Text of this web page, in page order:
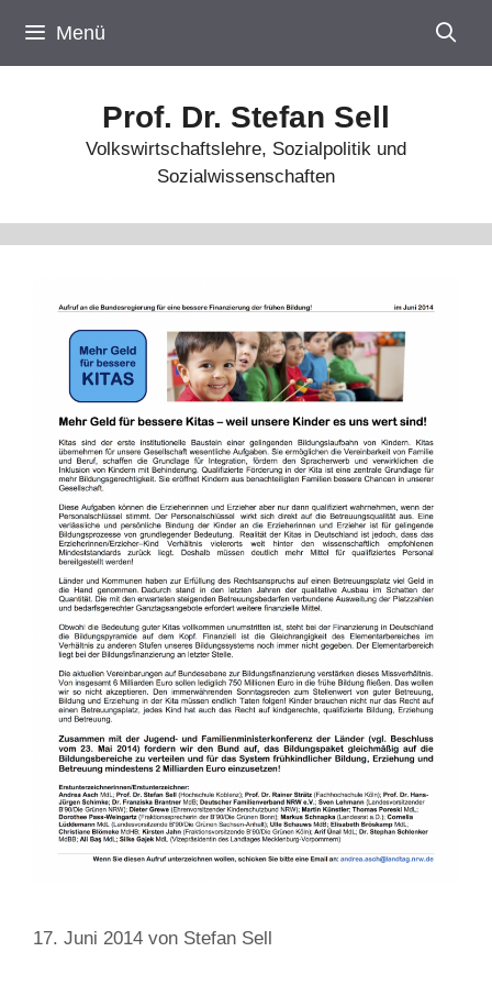
Inhalt
springen
Menü
Prof. Dr. Stefan Sell
Volkswirtschaftslehre, Sozialpolitik und
Sozialwissenschaften
17. Juni 2014 von Stefan Sell